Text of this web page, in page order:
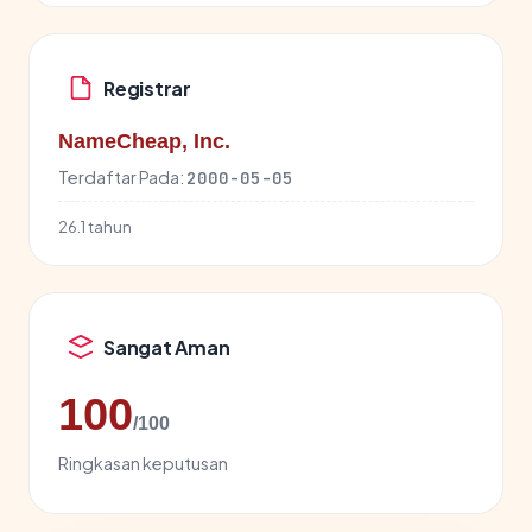
Registrar
NameCheap, Inc.
Terdaftar Pada: 2000-05-05
26.1 tahun
Sangat Aman
100/100
Ringkasan keputusan